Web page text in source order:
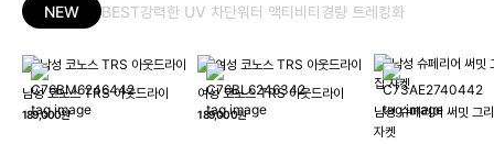
NEW BEST강력한 UV 차단워터 액티비티경량 트레킹화
남성 코노스 TRS 아웃드라이
189,000원
여성 코노스 TRS 아웃드라이
189,000원
남성 슈페리어 써밋 그
자켓